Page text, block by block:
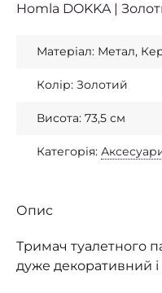
Homla DOKKA |
Матеріал: Метал,
Колір: Золотий
Висота: 73,5 см
Категорія:
Опис
Тримач туалетного
дуже декоративний